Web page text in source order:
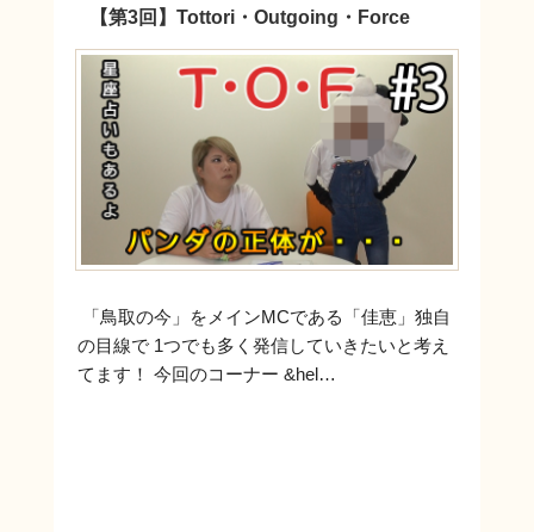
【第3回】Tottori・Outgoing・Force
「鳥取の今」をメインMCである「佳恵」独自
の目線で 1つでも多く発信していきたいと考え
てます！ 今回のコーナー &hel…